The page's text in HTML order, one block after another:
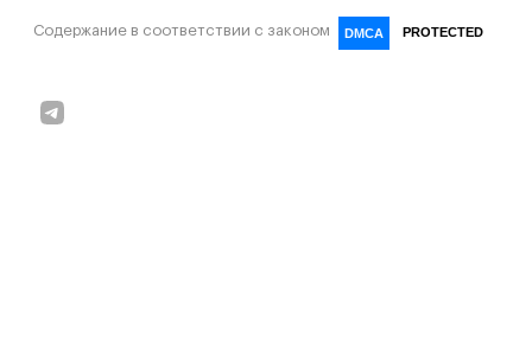
Содержание в соответствии с законом DMCA PROTECTED